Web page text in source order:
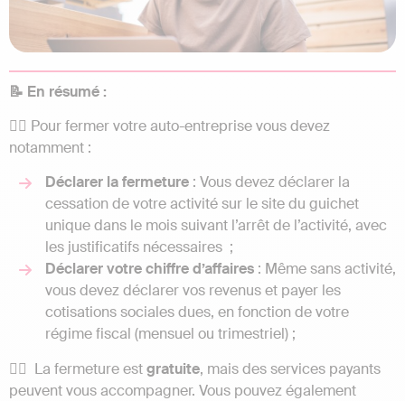
📝 En résumé :
👉🏼 Pour fermer votre auto-entreprise vous devez
notamment :
Déclarer la fermeture : Vous devez déclarer la
cessation de votre activité sur le site du guichet
unique dans le mois suivant l’arrêt de l’activité, avec
les justificatifs nécessaires ;
Déclarer votre chiffre d’affaires : Même sans activité,
vous devez déclarer vos revenus et payer les
cotisations sociales dues, en fonction de votre
régime fiscal (mensuel ou trimestriel) ;
👉🏼 La fermeture estgratuite, mais des services payants
peuvent vous accompagner. Vous pouvez également